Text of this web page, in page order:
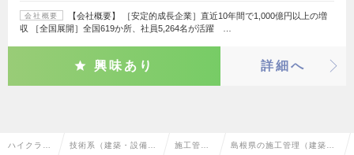
会社概要
【会社概要】 ［安定的成長企業］直近10年間で1,000億円以上の増
収 ［全国展開］全国619か所、社員5,264名が活躍 …
興味あり 詳細へ
ハイクラス 技術系（建築・設備・ 施工管理 島根県の施工管理（建築）